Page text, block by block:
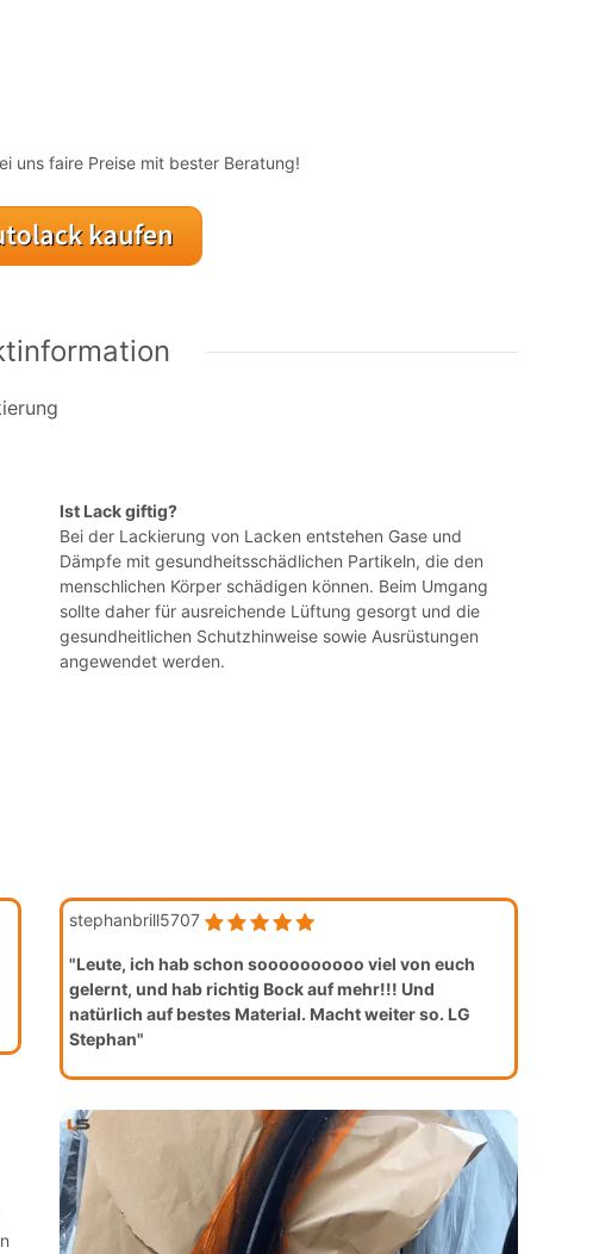
uns faire Preise mit bester Beratung!
Ist Lack giftig?
Bei der Lackierung von Lacken entstehen Gase und
Dämpfe mit gesundheitsschädlichen Partikeln, die den
menschlichen Körper schädigen können. Beim Umgang
sollte daher für ausreichende Lüftung gesorgt und die
gesundheitlichen Schutzhinweise sowie Ausrüstungen
angewendet werden.
stephanbrill5707
"Leute, ich hab schon soooooooooo viel von euch
gelernt, und hab richtig Bock auf mehr!!! Und
natürlich auf bestes Material. Macht weiter so. LG
Stephan"